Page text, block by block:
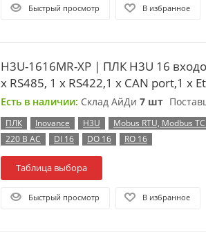
Быстрый просмотр В избранное
H3U-1616MR-XP | ПЛК H3U 16
x RS485, 1 x RS422,1 x CAN port,1 x
Есть в наличии: Склад АйДи 7 шт
ПЛК Inovance H3U
Mobus RTU, Modbus
220 В AC
DI 16 DO 16 RO 16
Таблица выбора
Быстрый просмотр В избранное